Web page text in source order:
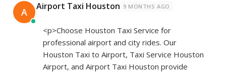
A Airport Taxi Houston 9 MONTHS AGO
<p>Choose Houston Taxi Service for
professional airport and city rides. Our
Houston Taxi to Airport, Taxi Service Houston
Airport, and Airport Taxi Houston provide